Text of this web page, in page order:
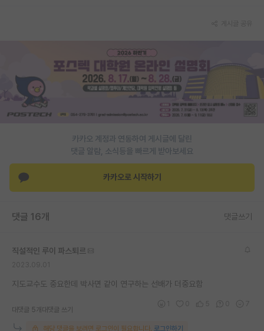
커리어
유학교육
반도체 아카데미
카카오 계정과 연동하여 게시글에 달린
댓글 알람, 소식등을 빠르게 받아보세요
카카오로 시작하기
댓글 16개 댓글쓰기
직설적인 루이 파스퇴르
지도교수도 중요한데 박사면 같이 연구하는 선배가 더중요함
대댓글 5개 대댓글 쓰기
해당 댓글을 보려면 로그인이 필요합니다. 로그인하기